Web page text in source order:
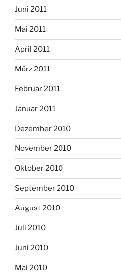
Juni 2011
Mai 2011
April 2011
März 2011
Februar 2011
Januar 2011
Dezember 2010
November 2010
Oktober 2010
September 2010
August 2010
Juli 2010
Juni 2010
Mai 2010